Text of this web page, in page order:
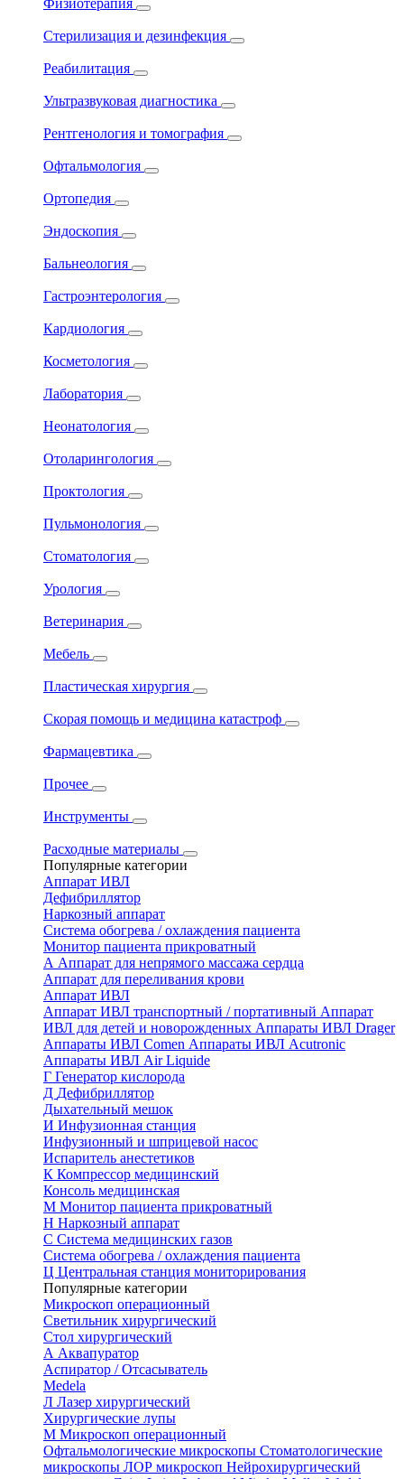
Физиотерапия
Стерилизация и дезинфекция
Реабилитация
Ультразвуковая диагностика
Рентгенология и томография
Офтальмология
Ортопедия
Эндоскопия
Бальнеология
Гастроэнтерология
Кардиология
Косметология
Лаборатория
Неонатология
Отоларингология
Проктология
Пульмонология
Стоматология
Урология
Ветеринария
Мебель
Пластическая хирургия
Скорая помощь и медицина катастроф
Фармацевтика
Прочее
Инструменты
Расходные материалы
Популярные категории
Аппарат ИВЛ
Дефибриллятор
Наркозный аппарат
Система обогрева / охлаждения пациента
Монитор пациента прикроватный
А Аппарат для непрямого массажа сердца
Аппарат для переливания крови
Аппарат ИВЛ
Аппарат ИВЛ транспортный / портативный Аппарат
ИВЛ для детей и новорожденных Аппараты ИВЛ Drager
Аппараты ИВЛ Comen Аппараты ИВЛ Acutronic
Аппараты ИВЛ Air Liquide
Г Генератор кислорода
Д Дефибриллятор
Дыхательный мешок
И Инфузионная станция
Инфузионный и шприцевой насос
Испаритель анестетиков
К Компрессор медицинский
Консоль медицинская
М Монитор пациента прикроватный
Н Наркозный аппарат
С Система медицинских газов
Система обогрева / охлаждения пациента
Ц Центральная станция мониторирования
Популярные категории
Микроскоп операционный
Светильник хирургический
Стол хирургический
А Аквапуратор
Аспиратор / Отсасыватель
Medela
Л Лазер хирургический
Хирургические лупы
М Микроскоп операционный
Офтальмологические микроскопы Стоматологические
микроскопы ЛОР микроскоп Нейрохирургический